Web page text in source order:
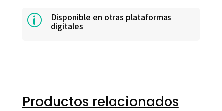
p Disponible en otras plataformas
digitales
Productos relacionados